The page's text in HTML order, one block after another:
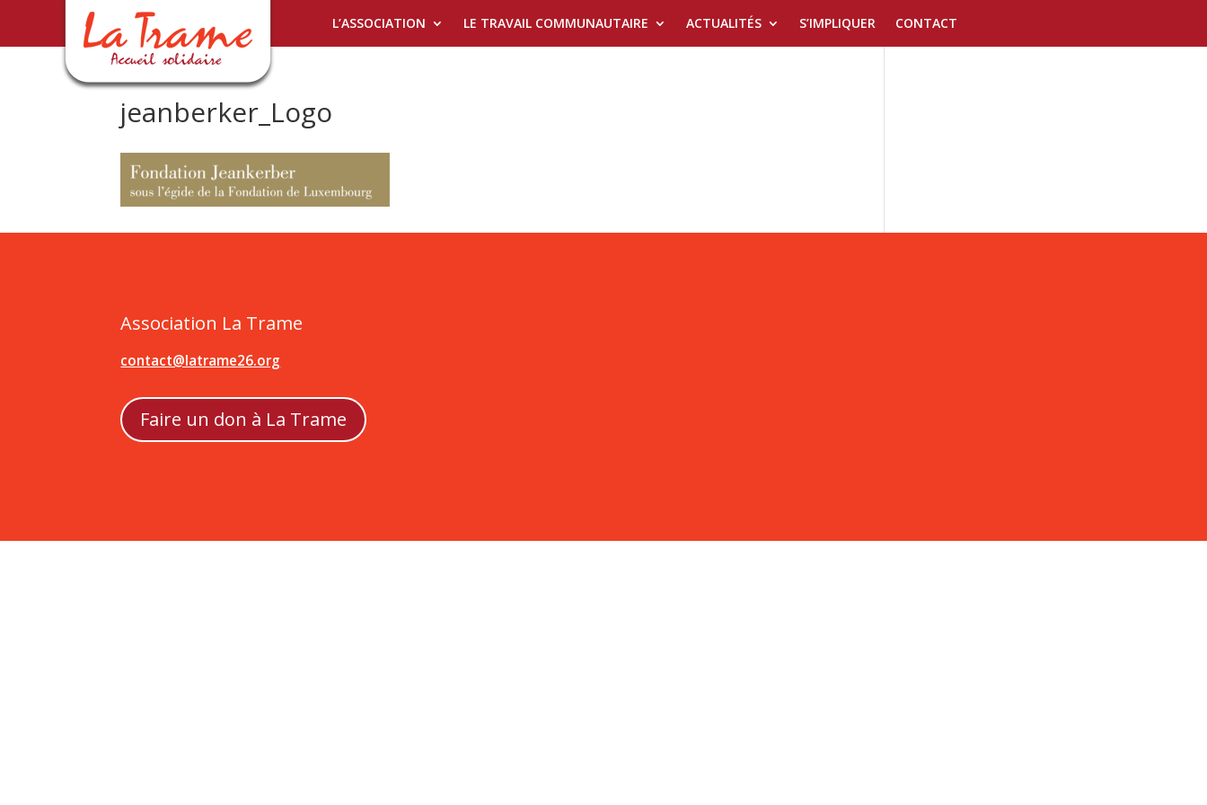
L’ASSOCIATION LE TRAVAIL COMMUNAUTAIRE ACTUALITÉS S’IMPLIQUER CONTACT
jeanberker_Logo
Association La Trame
contact@latrame26.org
Faire un don à La Trame